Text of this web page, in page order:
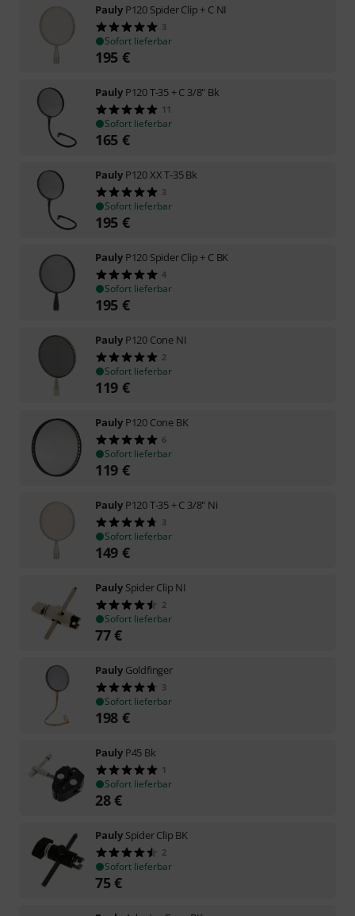
Pauly P120 Spider Clip + C NI
3
Sofort lieferbar
195 €
Pauly P120 T-35 + C 3/8" Bk
11
Sofort lieferbar
165 €
Pauly P120 XX T-35 Bk
3
Sofort lieferbar
195 €
Pauly P120 Spider Clip + C BK
4
Sofort lieferbar
195 €
Pauly P120 Cone NI
2
Sofort lieferbar
119 €
Pauly P120 Cone BK
6
Sofort lieferbar
119 €
Pauly P120 T-35 + C 3/8" Ni
3
Sofort lieferbar
149 €
Pauly Spider Clip NI
2
Sofort lieferbar
77€
Pauly Goldfinger
3
Sofort lieferbar
198 €
Pauly P45 Bk
1
Sofort lieferbar
28€
Pauly Spider Clip BK
2
Sofort lieferbar
75€